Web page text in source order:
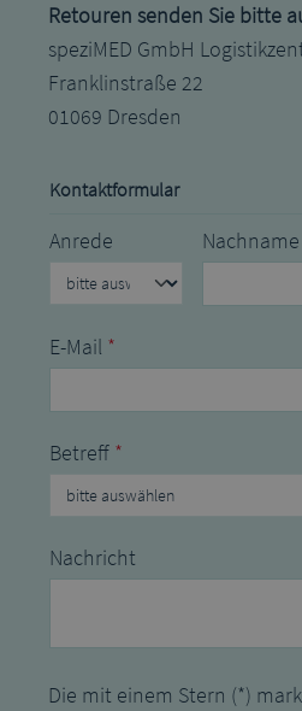
Retouren senden Sie bitte
speziMED GmbH
Franklinstraße 22
01069 Dresden
Kontaktformular
Anrede Nachname
E-Mail *
Betreff *
Nachricht
Die mit einem Stern (*)